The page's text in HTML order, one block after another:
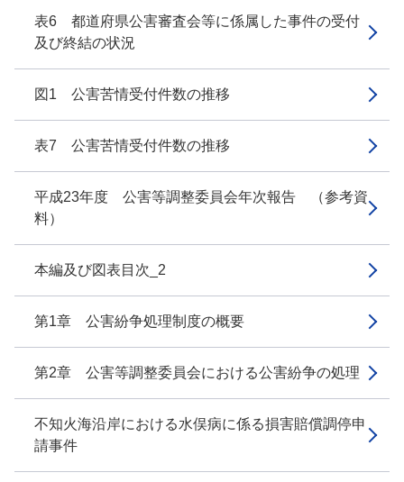
表6 都道府県公害審査会等に係属した事件の受付
及び終結の状況
図1 公害苦情受付件数の推移
表7 公害苦情受付件数の推移
平成23年度 公害等調整委員会年次報告 （参考資
料）
本編及び図表目次_2
第1章 公害紛争処理制度の概要
第2章 公害等調整委員会における公害紛争の処理
不知火海沿岸における水俣病に係る損害賠償調停申
請事件